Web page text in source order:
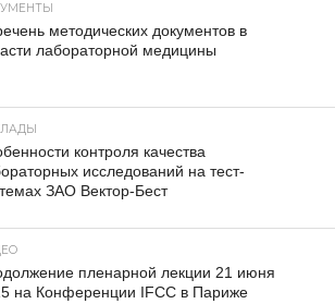
методических документов в
лабораторной медицины
контроля качества
исследований на тест-
ЗАО Вектор-Бест
пленарной лекции 21 июня
на Конференции IFCC в Париже